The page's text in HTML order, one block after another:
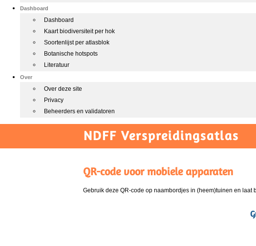
Dashboard
Dashboard
Kaart biodiversiteit per hok
Soortenlijst per atlasblok
Botanische hotspots
Literatuur
Over
Over deze site
Privacy
Beheerders en validatoren
NDFF Verspreidingsatlas
QR-code voor mobiele apparaten
Gebruik deze QR-code op naambordjes in (heem)tuinen en